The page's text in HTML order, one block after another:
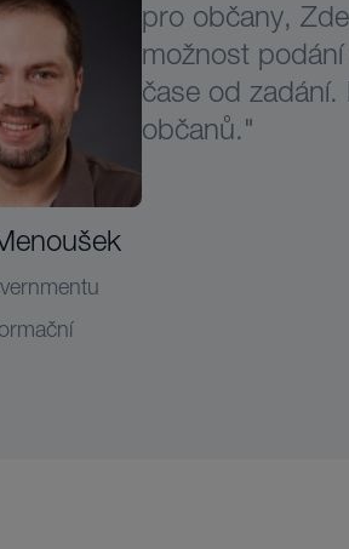
pro občany,
možnost
čase od zadání.
občanů."